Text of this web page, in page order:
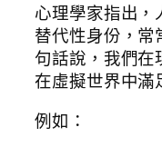
心理學家指出
替代性身份，
句話說，我們在
在虛擬世界中滿
例如：